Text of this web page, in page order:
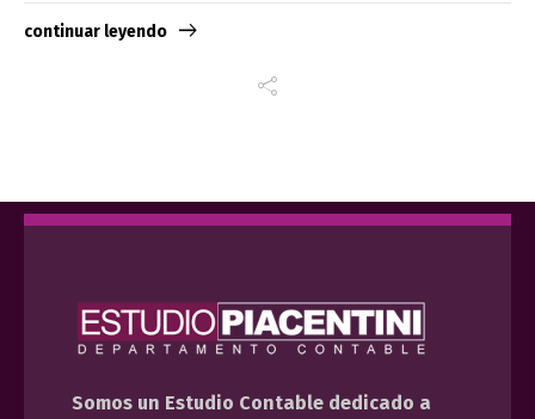
continuar leyendo
Somos un Estudio Contable dedicado a